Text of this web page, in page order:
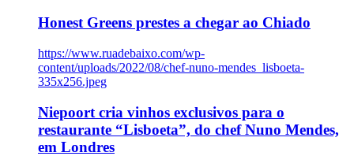
Honest Greens prestes a chegar ao Chiado
https://www.ruadebaixo.com/wp-
content/uploads/2022/08/chef-nuno-mendes_lisboeta-
335x256.jpeg
Niepoort cria vinhos exclusivos para o
restaurante “Lisboeta”, do chef Nuno Mendes,
em Londres